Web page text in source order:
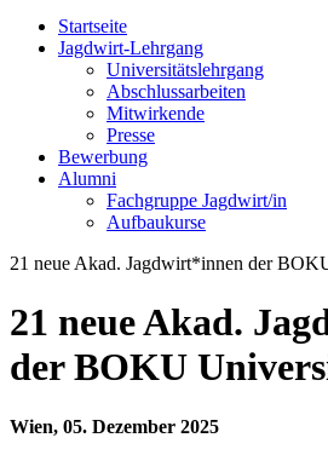
Startseite
Jagdwirt-Lehrgang
Universitätslehrgang
Abschlussarbeiten
Mitwirkende
Presse
Bewerbung
Alumni
Fachgruppe Jagdwirt/in
Aufbaukurse
21 neue Akad. Jagdwirt*innen der
21 neue Akad.
der BOKU
Wien, 05. Dezember 2025